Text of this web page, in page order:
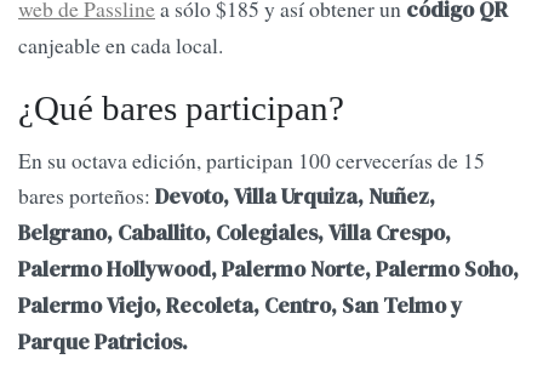
web de Passlinea sólo $185 y así obtener un código QR
canjeable en cada local.
¿Qué bares participan?
En su octava edición, participan 100 cervecerías de 15
bares porteños: Devoto, Villa Urquiza, Nuñez,
Belgrano, Caballito, Colegiales, Villa Crespo,
Palermo Hollywood, Palermo Norte, Palermo Soho,
Palermo Viejo, Recoleta, Centro, San Telmo y
Parque Patricios.